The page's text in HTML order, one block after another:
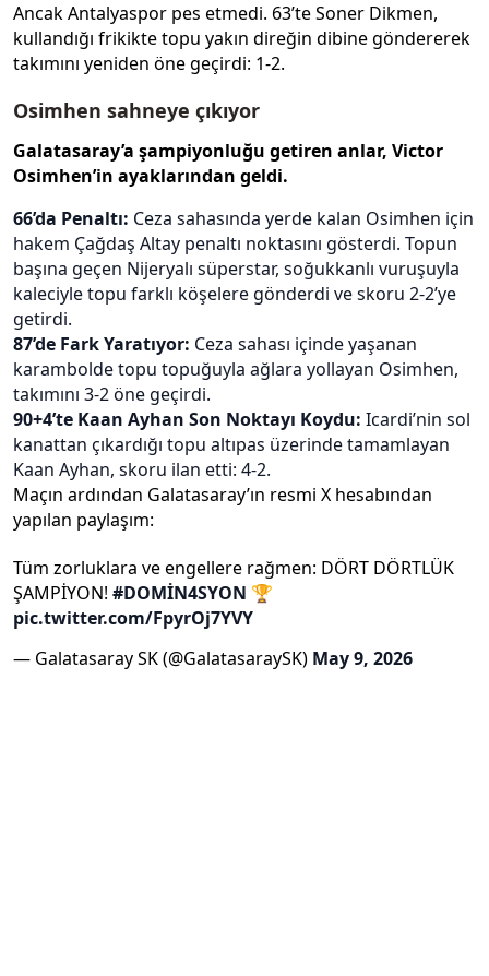
Ancak Antalyaspor pes etmedi. 63’te Soner Dikmen,
kullandığı frikikte topu yakın direğin dibine göndererek
takımını yeniden öne geçirdi: 1-2.
Osimhen sahneye çıkıyor
Galatasaray’a şampiyonluğu getiren anlar, Victor
Osimhen’in ayaklarından geldi.
66’da Penaltı: Ceza sahasında yerde kalan Osimhen için
hakem Çağdaş Altay penaltı noktasını gösterdi. Topun
başına geçen Nijeryalı süperstar, soğukkanlı vuruşuyla
kaleciyle topu farklı köşelere gönderdi ve skoru 2-2’ye
getirdi.
87’de Fark Yaratıyor: Ceza sahası içinde yaşanan
karambolde topu topuğuyla ağlara yollayan Osimhen,
takımını 3-2 öne geçirdi.
90+4’te Kaan Ayhan Son Noktayı Koydu: Icardi’nin sol
kanattan çıkardığı topu altıpas üzerinde tamamlayan
Kaan Ayhan, skoru ilan etti: 4-2.
Maçın ardından Galatasaray’ın resmi X hesabından
yapılan paylaşım:
Tüm zorluklara ve engellere rağmen: DÖRT DÖRTLÜK
ŞAMPİYON! #DOMİN4SYON 🏆
pic.twitter.com/FpyrOj7YVY
— Galatasaray SK (@GalatasaraySK) May 9, 2026